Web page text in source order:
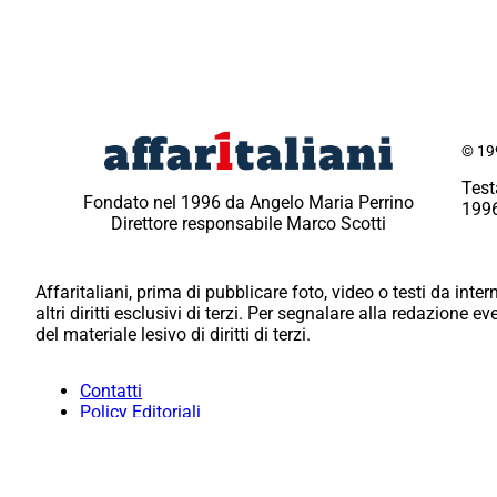
Fondato nel 1996 da Angelo Maria Perrino
Direttore responsabile Marco Scotti
©
Affaritaliani, prima di pubblicare foto, video o testi da
altri diritti esclusivi di terzi. Per segnalare alla redazione
del materiale lesivo di diritti di terzi.
Contatti
Policy Editoriali